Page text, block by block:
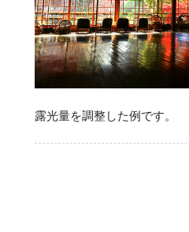
露光量を調整した例です。